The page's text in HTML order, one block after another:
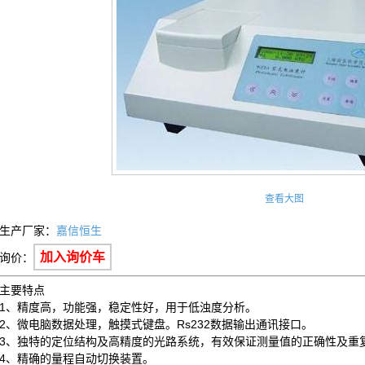
查看大图
生产厂家： 嘉信恒生
询价： 加入询价车
主要特点
1、精度高，功能强，稳定性好，用于低浊度分析。
2、微电脑数据处理，触摸式键盘。Rs232数据输出通讯接口。
3、独特的定位结构及高精度的光路系统，有效保证测量值的正确性及重
4、精确的量程自动切换装置。